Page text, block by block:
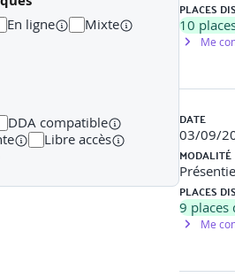
secours
appropriée
En ligne
Mixte
DDA compatible
Libre accès
PLACES
10
Me
DATE
03/09/
MODALITÉ
PLACES
9 places
Me